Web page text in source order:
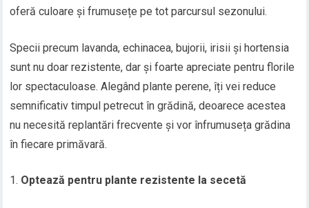
oferă culoare și frumusețe pe tot parcursul sezonului.
Specii precum lavanda, echinacea, bujorii, irisii și hortensia
sunt nu doar rezistente, dar și foarte apreciate pentru florile
lor spectaculoase. Alegând plante perene, îți vei reduce
semnificativ timpul petrecut în grădină, deoarece acestea
nu necesită replantări frecvente și vor înfrumuseța grădina
în fiecare primăvară.
Optează pentru plante rezistente la secetă